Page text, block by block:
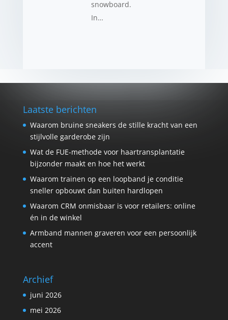
snowboard.
In…
Laatste berichten
Waarom bruine sneakers de stille kracht van een
stijlvolle garderobe zijn
Wat de FUE-methode voor haartransplantatie
bijzonder maakt en hoe het werkt
Waarom trainen op een loopband je conditie
sneller opbouwt dan buiten hardlopen
Waarom CRM onmisbaar is voor retailers: online
én in de winkel
Armband mannen graveren voor een persoonlijk
accent
Archief
juni 2026
mei 2026